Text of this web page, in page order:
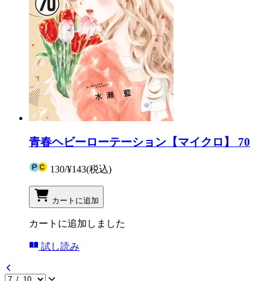
青春ヘビーローテーション【マイクロ】 70
130/¥143(税込)
カートに追加
カートに追加しました
試し読み